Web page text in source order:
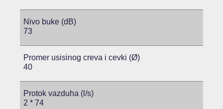
Nivo buke (dB)
73
Promer usisinog creva i cevki (Ø)
40
Protok vazduha (l/s)
2 * 74